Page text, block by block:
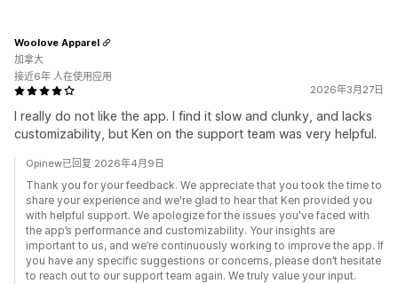
2026年3月27日
I really do not like the app. I find it slow and clunky, and lacks
customizability, but Ken on the support team was very helpful.
Woolove Apparel
加拿大
接近6年 人在使用应用
Opinew已回复 2026年4月9日
Thank you for your feedback. We appreciate that you took the time to
share your experience and we're glad to hear that Ken provided you
with helpful support. We apologize for the issues you've faced with
the app’s performance and customizability. Your insights are
important to us, and we’re continuously working to improve the app. If
you have any specific suggestions or concerns, please don’t hesitate
to reach out to our support team again. We truly value your input.